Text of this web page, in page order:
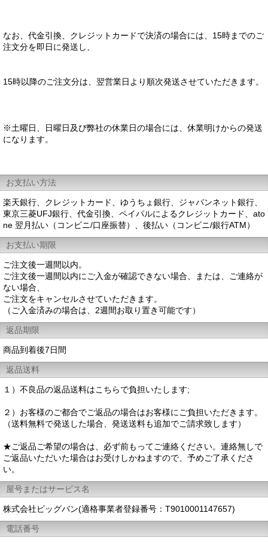
なお、代金引換、クレジットカードで決済の場合には、15時までのご
注文分を即日に発送し、
15時以降のご注文分は、翌営業日より順次発送させていただきます。
※土曜日、日曜日及び弊社の休業日の場合には、休業明けからの発送
になります。
お支払い方法
楽天銀行、クレジットカード、ゆうちょ銀行、ジャパンネット銀行、
東京三菱UFJ銀行、代金引換、ペイパルによるクレジットカード、ato
ne 翌月払い（コンビニ/口座振替）、後払い（コンビニ/銀行ATM）
お支払い期限
ご注文後一週間以内。
ご注文後一週間以内にご入金が確認できない場合、または、ご連絡が
ない場合、
ご注文をキャンセルさせていただきます。
（ご入金済みの場合は、2週間お取り置き可能です）
返品期限
商品到着後7日間
返品送料
１）不良品の返品送料はこちらで負担いたします;
２）お客様のご都合でご返品の場合はお客様にご負担いただきます。
（送料無料で発送した場合、発送送料も追加でご請求致します）
★ご返品ご希望の場合は、必ず前もってご連絡ください。連絡無しで
ご返品いただいた場合はお受けしかねますので、予めご了承くださ
い。
屋号またはサービス名
株式会社ビッグバン(適格事業者登録番号：T9010001147657)
電話番号